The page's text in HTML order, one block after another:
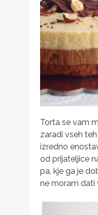
Torta se vam
zaradi vseh
izredno
od prijateljice
pa, kje ga je
ne moram dati